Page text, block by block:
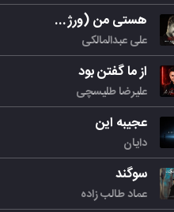
هستی من (ورژن جدید)
علی عبدالمالکی
از ما گفتن بود
علیرضا طلیسچی
عجیبه این
دایان
سوگند
عماد طالب زاده